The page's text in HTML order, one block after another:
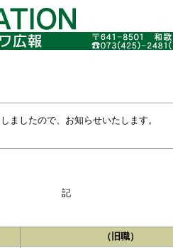
ましたので、お知らせいたします。
記
（旧職）